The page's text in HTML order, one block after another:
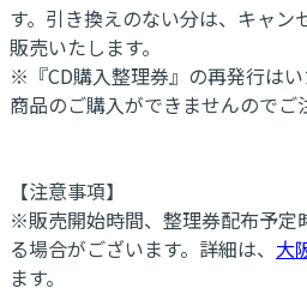
す。引き換えのない分は、キャン
販売いたします。
※『CD購入整理券』の再発行は
商品のご購入ができませんのでご
【注意事項】
※販売開始時間、整理券配布予定
る場合がございます。詳細は、 大
ます。